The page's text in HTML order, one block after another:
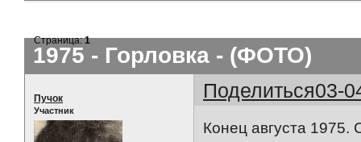
1975 - Горловка - (ФОТО)
Страница:1
Поделиться03-
Пучок
Участник
Конец августа